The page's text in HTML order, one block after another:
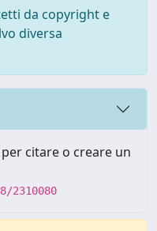
da copyright e
diversa
citare o creare un
2310080